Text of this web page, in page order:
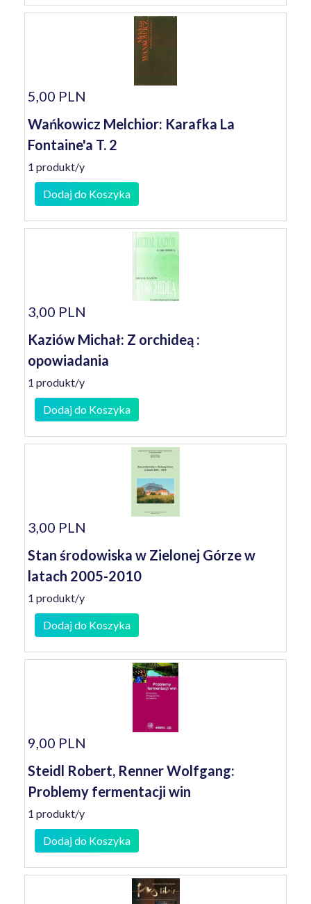
5,00 PLN
Wańkowicz Melchior: Karafka La
Fontaine'a T. 2
1 produkt/y
Dodaj do Koszyka
3,00 PLN
Kaziów Michał: Z orchideą :
opowiadania
1 produkt/y
Dodaj do Koszyka
3,00 PLN
Stan środowiska w Zielonej Górze w
latach 2005-2010
1 produkt/y
Dodaj do Koszyka
9,00 PLN
Steidl Robert, Renner Wolfgang:
Problemy fermentacji win
1 produkt/y
Dodaj do Koszyka